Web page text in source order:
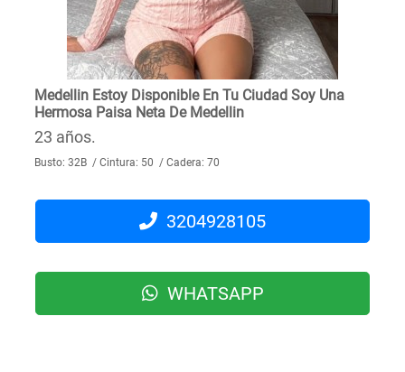
Medellin Estoy Disponible En Tu Ciudad Soy Una
Hermosa Paisa Neta De Medellin
23 años.
Busto: 32B / Cintura: 50 / Cadera: 70
3204928105
WHATSAPP